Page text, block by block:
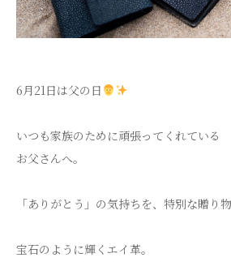
6月21日は父の日
いつも家族のために頑張ってくれている
お父さんへ。
「ありがとう」の気持ちを、特別な贈り
宝石のように輝くエイ革。